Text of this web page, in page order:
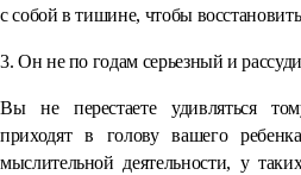
с собой в тишине, чтобы
3. Он не по годам серьезный и
Вы не перестаете удивляться
приходят в голову вашего
мыслительной деятельности, у